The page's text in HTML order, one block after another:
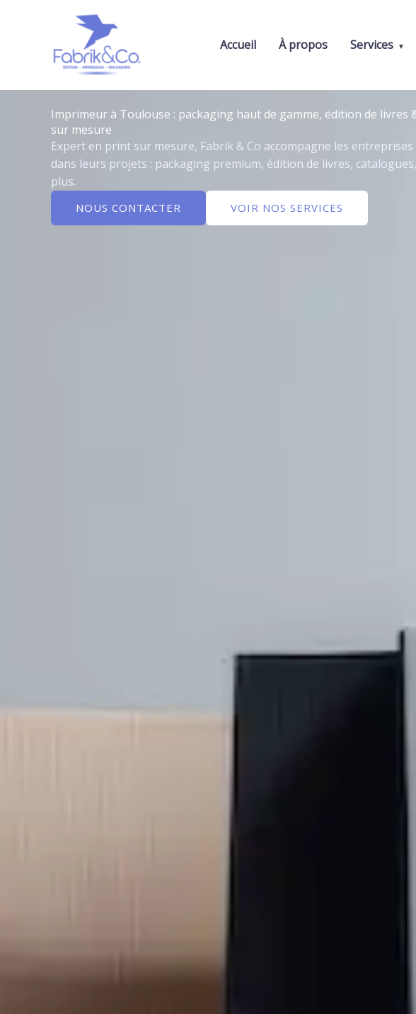
Accueil À propos Services
Imprimeur à Toulouse : packaging haut de gamme, édition de livres
sur mesure
Expert en print sur mesure, Fabrik & Co accompagne les
dans leurs projets : packaging premium, édition de livres,
plus.
NOUS CONTACTER VOIR NOS SERVICES